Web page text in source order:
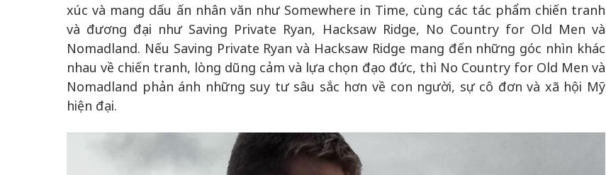
xúc và mang dấu ấn nhân văn như Somewhere in Time, cùng các tác phẩm chiến tranh
và đương đại như Saving Private Ryan, Hacksaw Ridge, No Country for Old Men và
Nomadland. Nếu Saving Private Ryan và Hacksaw Ridge mang đến những góc nhìn khác
nhau về chiến tranh, lòng dũng cảm và lựa chọn đạo đức, thì No Country for Old Men và
Nomadland phản ánh những suy tư sâu sắc hơn về con người, sự cô đơn và xã hội Mỹ
hiện đại.